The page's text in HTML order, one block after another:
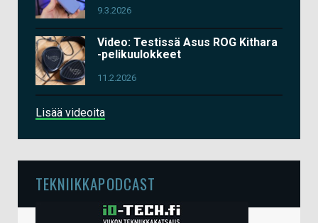
9.3.2026
Video: Testissä Asus ROG Kithara
-pelikuulokkeet
11.2.2026
Lisää videoita
TEKNIIKKAPODCAST